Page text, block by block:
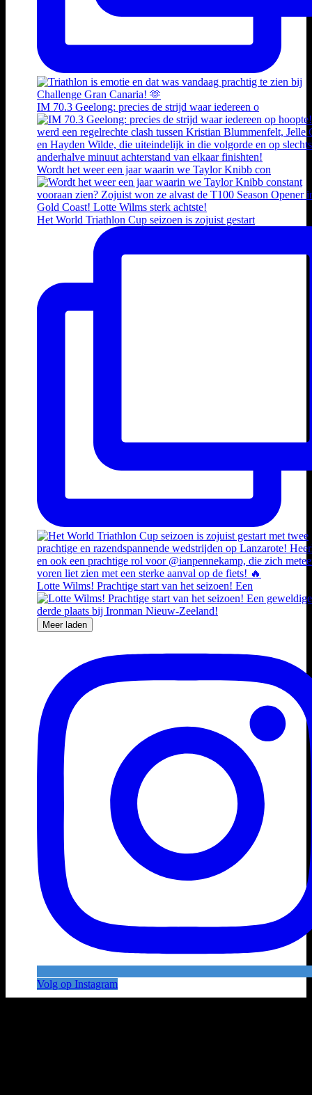
IM 70.3 Geelong: precies de strijd waar iedereen o
Wordt het weer een jaar waarin we Taylor Knibb con
Het World Triathlon Cup seizoen is zojuist gestart
Lotte Wilms! Prachtige start van het seizoen! Een
Meer laden
Volg op Instagram